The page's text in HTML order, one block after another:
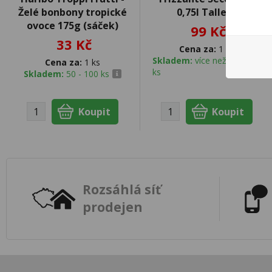
Želé bonbony tropické
ovoce 175g (sáček)
33 Kč
Cena za: 1 ks
Skladem: 50 - 100 ks
0,75l Tallero
99 Kč
Cena za: 1 ks
Skladem: více než 500
ks
Rozsáhlá síť
prodejen